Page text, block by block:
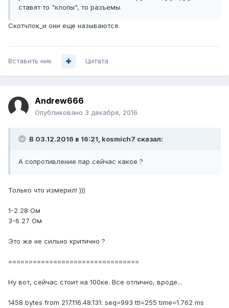
ставят то "клопы", то разъемы.
Скотчлок_и они еще называются.
Вставить ник Цитата
Andrew666
Опубликовано 3 декабря, 2016
В 03.12.2016 в 16:21, kosmich7 сказал:
А сопротивление пар сейчас какое ?
Только что измерил! )))
1-2 28 Ом
3-6 27 Ом
Это же не сильно критично ?
================================
Ну вот, сейчас стоит на 100ке. Все отлично, вроде...
1458 bytes from 217.116.48.131: seq=993 ttl=255 time=1.762 ms